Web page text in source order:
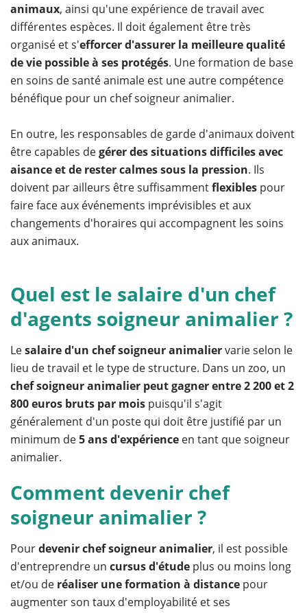
animaux, ainsi qu'une expérience de travail avec
différentes espèces. Il doit également être très
organisé et s'efforcer d'assurer la meilleure qualité
de vie possible à ses protégés. Une formation de base
en soins de santé animale est une autre compétence
bénéfique pour un chef soigneur animalier.
En outre, les responsables de garde d'animaux doivent
être capables degérer des situations difficiles avec
aisance et de rester calmes sous la pression. Ils
doivent par ailleurs être suffisammentflexibles pour
faire face aux événements imprévisibles et aux
changements d'horaires qui accompagnent les soins
aux animaux.
Quel est le salaire d'un chef
d'agents soigneur animalier ?
Lesalaire d'un chef soigneur animaliervarie selon le
lieu de travail et le type de structure. Dans un zoo, un
chef soigneur animalier peut gagner entre 2 200 et 2
800 euros bruts par mois puisqu'il s'agit
généralement d'un poste qui doit être justifié par un
minimum de5 ans d'expérience en tant que soigneur
animalier.
Comment devenir chef
soigneur animalier ?
Pourdevenir chef soigneur animalier, il est possible
d'entreprendre un cursus d'étude plus ou moins long
et/ou de réaliser une formation à distance pour
augmenter son taux d'employabilité et ses